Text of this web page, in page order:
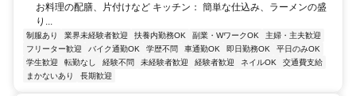
お料理の配膳、片付けなど キッチン： 簡単な仕込み、ラーメンの盛
り...
制服あり 業界未経験者歓迎 扶養内勤務OK 副業・WワークOK
主婦・主夫歓迎
フリーター歓迎
バイク通勤OK 学歴不問 車通勤OK 即日勤務OK
平日のみOK
学生歓迎
転勤なし 経験不問 未経験者歓迎 経験者歓迎 ネイルOK
交通費支給
まかないあり
長期歓迎